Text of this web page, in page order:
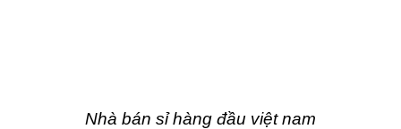
Nhà bán sỉ hàng đầu việt nam